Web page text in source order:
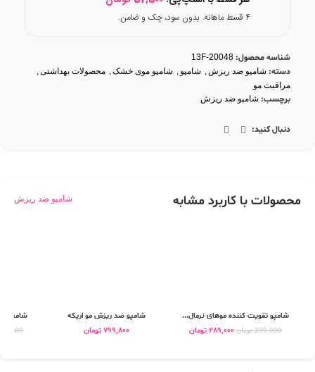
۴ قسط ماهانه. بدون سود، چک و ضامن.
شناسه محصول: 13F-20048
دسته: شامپو ضد ریزش, شامپو , شامپو موی خشک, محصولات بهداشتی,
مراقبت مو
برچسب: شامپو ضد ریزش
دنبال کنید:
محصولات با کاربرد مشابه شامپو ضد ریزش
شامپو تقویت کننده موهای نرمال...
299,000 تومان 289,000 تومان
شامپو ضد ریزش مو اریکه
799,800 تومان
شامپو